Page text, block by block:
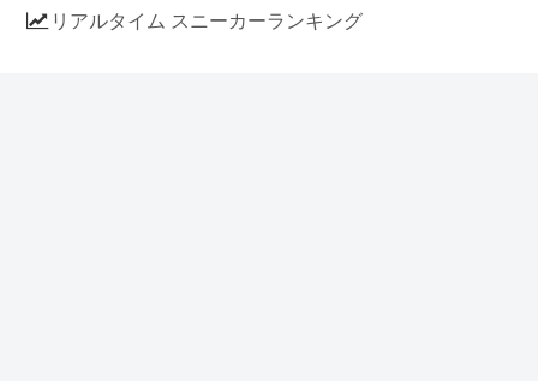
リアルタイム スニーカーランキング